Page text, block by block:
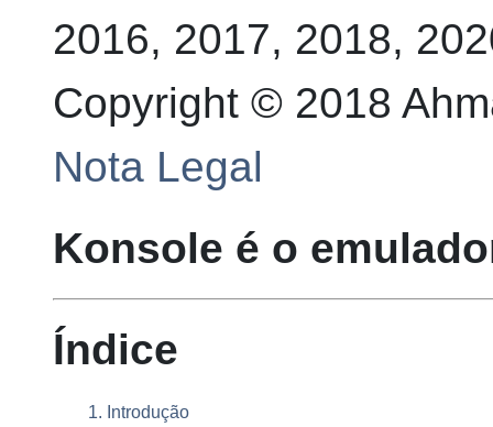
2016, 2017, 2018,
Copyright © 2018
Nota Legal
Konsole é o
Índice
1. Introdução